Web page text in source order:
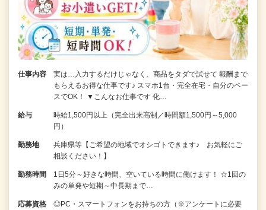
仕事内容
実は…入力するだけじゃなく、商品をタダで試せて 報酬まで
もらえるお得な仕事です♪ スマホ1台・完全在宅・自分のペー
スでOK！ ▼こんなお仕事です 化…
給与
時給1,500円以上（完全出来高制／時間額1,500円～5,000
円）
勤務地
兵庫県等【ご希望の地域でオシゴトできます♪ お気軽にご
相談ください！】
勤務時間
1日5分～好きな時間、空いている時間に働けます！ ☆1回の
みの単発や短期～中長期まで…
応募資格
◎PC・スマートフォンをお持ちの方（※アンケートに必要